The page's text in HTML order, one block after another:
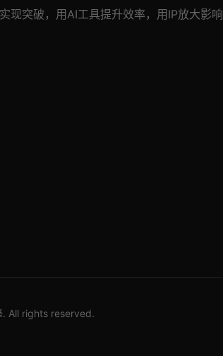
现突破，用AI工具提升效率，用IP放大影响
All rights reserved.